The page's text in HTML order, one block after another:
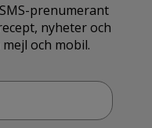
prenumerant
nyheter och
och mobil.